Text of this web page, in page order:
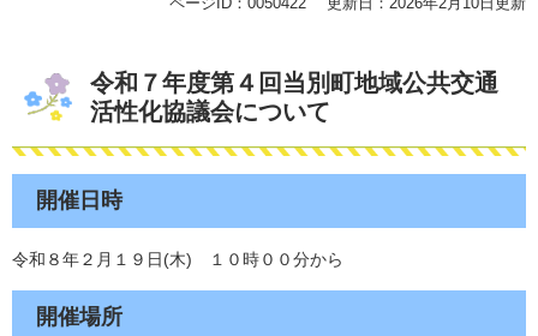
令和７年度第４回当別町地域公共交通
活性化協議会について
開催日時
令和８年２月１９日(木) １０時００分から
開催場所